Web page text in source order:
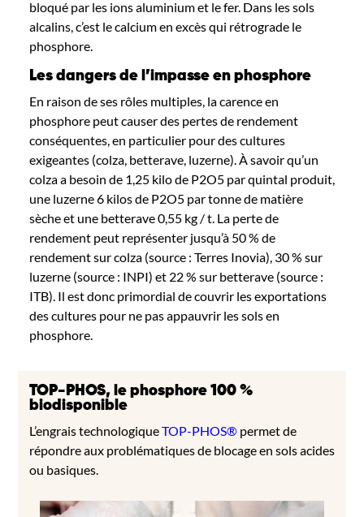
bloqué par les ions aluminium et le fer. Dans les sols
alcalins, c’est le calcium en excès qui rétrograde le
phosphore.
Les dangers de l’impasse en phosphore
En raison de ses rôles multiples, la carenceen
phosphore peut causer des pertes de rendement
conséquentes, en particulier pour des cultures
exigeantes (colza, betterave, luzerne).À savoir qu’un
colzaabesoin de 1,25 kilode P2O5 par quintal produit,
une luzerne6 kilosde P2O5partonne de matière
sècheet une betterave0,55 kg / t. La perte de
rendement peut représenter jusqu’à 50% de
rendement sur colza (source : Terres Inovia), 30 % sur
luzerne (source : INPI) et 22 % sur betterave (source :
ITB).Il est donc primordial de couvrir les exportations
des cultures pour ne pas appauvrir les sols en
phosphore.
TOP-PHOS, le phosphore 100 %
biodisponible
L’engrais technologiqueTOP-PHOS®permet de
répondre aux problématiques de blocage en sols acides
ou basiques.